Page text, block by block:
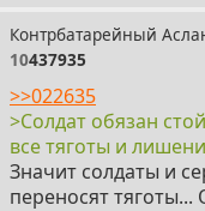
Контрбатарейный
10437935
>>022635
>Солдат обязан
все тяготы и
Значит солдаты и
переносят